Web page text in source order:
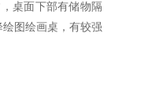
桌面下部有储物隔
图绘画桌，有较强